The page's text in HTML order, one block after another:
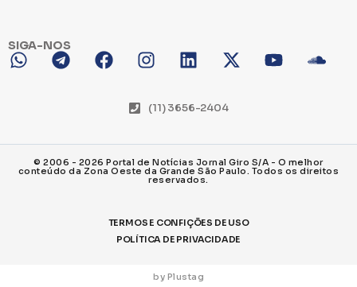
SIGA-NOS
(11) 3656-2404
© 2006 - 2026 Portal de Notícias Jornal Giro S/A - O melhor
conteúdo da Zona Oeste da Grande São Paulo. Todos os direitos
reservados.
TERMOS E CONFIÇÕES DE USO
POLÍTICA DE PRIVACIDADE
by Plustag